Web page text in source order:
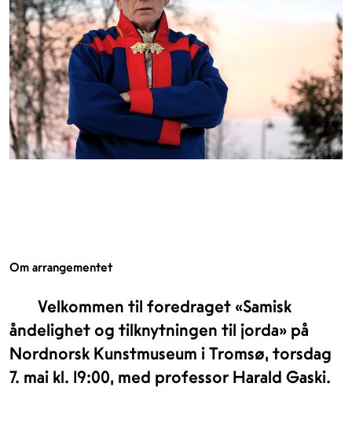
Om arrangementet
Velkommen til foredraget «Samisk
åndelighet og tilknytningen til jorda» på
Nordnorsk Kunstmuseum i Tromsø, torsdag
7. mai kl. 19:00, med professor Harald Gaski.